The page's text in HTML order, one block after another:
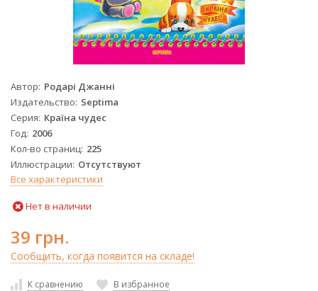
Автор Родарі Джанні
Издательство Septima
Серия Країна чудес
Год 2006
Кол-во страниц 225
Иллюстрации Отсутствуют
Все характеристики
Нет в наличии
39 грн.
Сообщить, когда появится на складе!
К сравнению В избранное